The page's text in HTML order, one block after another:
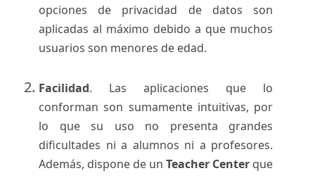
opciones de privacidad de datos son
aplicadas al máximo debido a que muchos
usuarios son menores de edad.
Facilidad. Las aplicaciones que lo
conforman son sumamente intuitivas, por
lo que su uso no presenta grandes
dificultades ni a alumnos ni a profesores.
Además, dispone de un Teacher Center que